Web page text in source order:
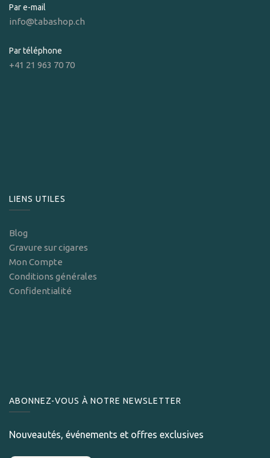
Par e-mail
info@tabashop.ch
Par téléphone
+41 21 963 70 70
LIENS UTILES
Blog
Gravure sur cigares
Mon Compte
Conditions générales
Confidentialité
ABONNEZ-VOUS À NOTRE NEWSLETTER
Nouveautés, événements et offres exclusives